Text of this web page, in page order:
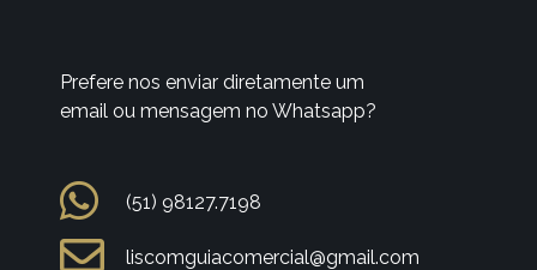
Prefere nos enviar diretamente um
email ou mensagem no Whatsapp?
(51) 98127.7198
liscomguiacomercial@gmail.com